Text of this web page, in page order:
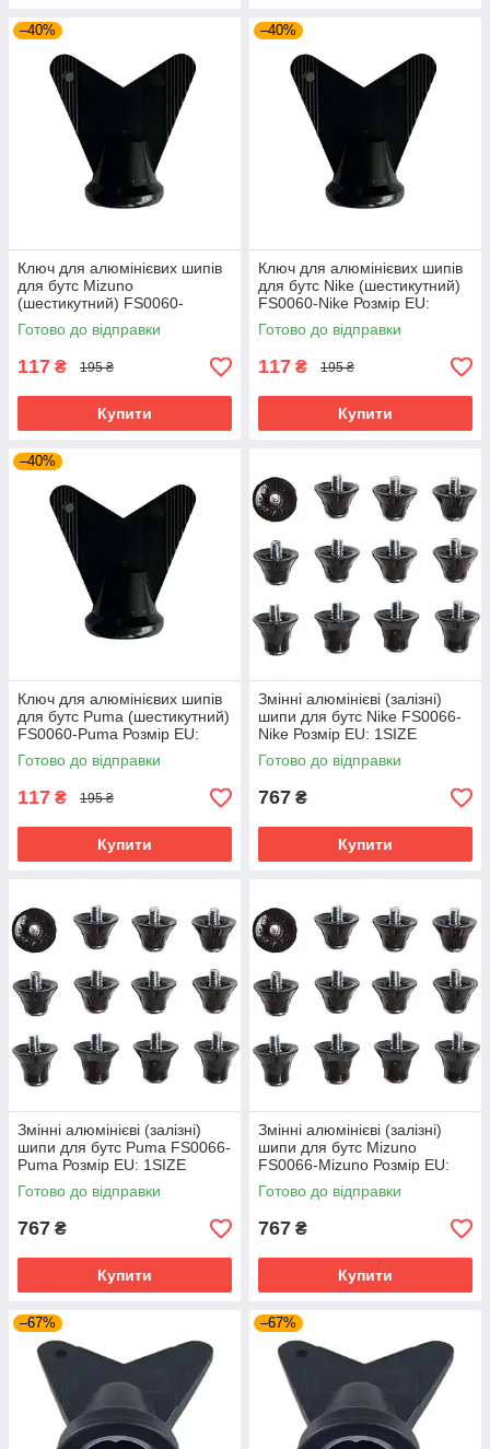
–40%
Ключ для алюмінієвих шипів
для бутс Mizuno
(шестикутний) FS0060-
Mizuno Розмір EU: 1SIZE
Готово до відправки
117 ₴ 195 ₴
Купити
–40%
Ключ для алюмінієвих шипів
для бутс Nike (шестикутний)
FS0060-Nike Розмір EU:
1SIZE
Готово до відправки
117 ₴ 195 ₴
Купити
–40%
Ключ для алюмінієвих шипів
для бутс Puma (шестикутний)
FS0060-Puma Розмір EU:
1SIZE
Готово до відправки
117 ₴ 195 ₴
Купити
Змінні алюмінієві (залізні)
шипи для бутс Nike FS0066-
Nike Розмір EU: 1SIZE
Готово до відправки
767 ₴
Купити
Змінні алюмінієві (залізні)
шипи для бутс Puma FS0066-
Puma Розмір EU: 1SIZE
Готово до відправки
767 ₴
Купити
Змінні алюмінієві (залізні)
шипи для бутс Mizuno
FS0066-Mizuno Розмір EU:
1SIZE
Готово до відправки
767 ₴
Купити
–67% –67%